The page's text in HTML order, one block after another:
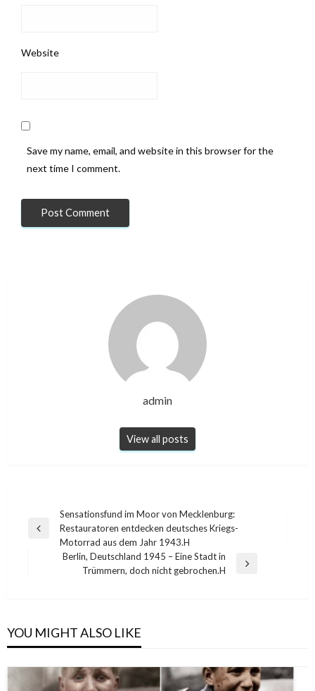
Website
Save my name, email, and website in this browser for the
next time I comment.
admin
View all posts
navigation
Previous
Sensationsfund im Moor von Mecklenburg:
Restauratoren entdecken deutsches Kriegs-
Motorrad aus dem Jahr 1943.H
Berlin, Deutschland 1945 – Eine Stadt in
Trümmern, doch nicht gebrochen.H
YOU MIGHT ALSO LIKE